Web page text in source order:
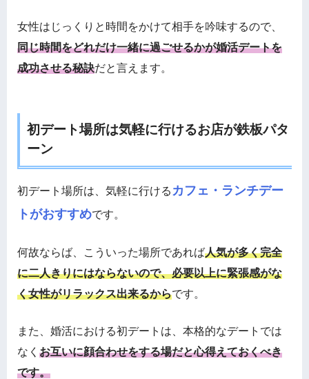
女性はじっくりと時間をかけて相手を吟味するので、
同じ時間をどれだけ一緒に過ごせるかが婚活デートを
成功させる秘訣だと言えます。
初デート場所は気軽に行けるお店が鉄板パタ
ーン
初デート場所は、気軽に行ける カフェ・ランチデー
トがおすすめです。
何故ならば、こういった場所であれば人気が多く完全
に二人きりにはならないので、必要以上に緊張感がな
く女性がリラックス出来るからです。
また、婚活における初デートは、本格的なデートでは
なく お互いに顔合わせをする場だと心得えておくべき
です。